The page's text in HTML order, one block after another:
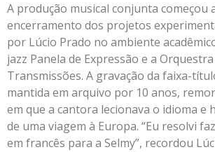
A produção musical conjunta começou
encerramento dos projetos
por Lúcio Prado no ambiente
jazz Panela de Expressão e a
Transmissões. A gravação da faixa-
mantida em arquivo por 10 anos,
em que a cantora lecionava o idioma e
de uma viagem à Europa. “Eu resolvi
em francês para a Selmy”, recordou